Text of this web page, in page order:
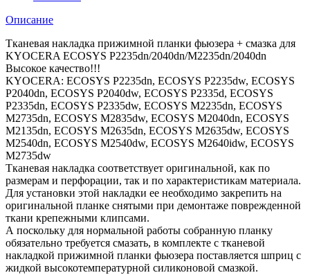
Высокое
качество!
Описание
Тканевая накладка прижимной планки фьюзера + смазка для
KYOCERA ECOSYS P2235dn/2040dn/M2235dn/2040dn
Высокое качество!!!
KYOCERA: ECOSYS P2235dn, ECOSYS P2235dw, ECOSYS
P2040dn, ECOSYS P2040dw, ECOSYS P2335d, ECOSYS
P2335dn, ECOSYS P2335dw, ECOSYS M2235dn, ECOSYS
M2735dn, ECOSYS M2835dw, ECOSYS M2040dn, ECOSYS
M2135dn, ECOSYS M2635dn, ECOSYS M2635dw, ECOSYS
M2540dn, ECOSYS M2540dw, ECOSYS M2640idw, ECOSYS
M2735dw
Тканевая накладка соответствует оригинальной, как по
размерам и перфорации, так и по характеристикам материала.
Для установки этой накладки ее необходимо закрепить на
оригинальной планке снятыми при демонтаже поврежденной
ткани крепежными клипсами.
А поскольку для нормальной работы собранную планку
обязательно требуется смазать, в комплекте с тканевой
накладкой прижимной планки фьюзера поставляется шприц с
жидкой высокотемпературной силиконовой смазкой.